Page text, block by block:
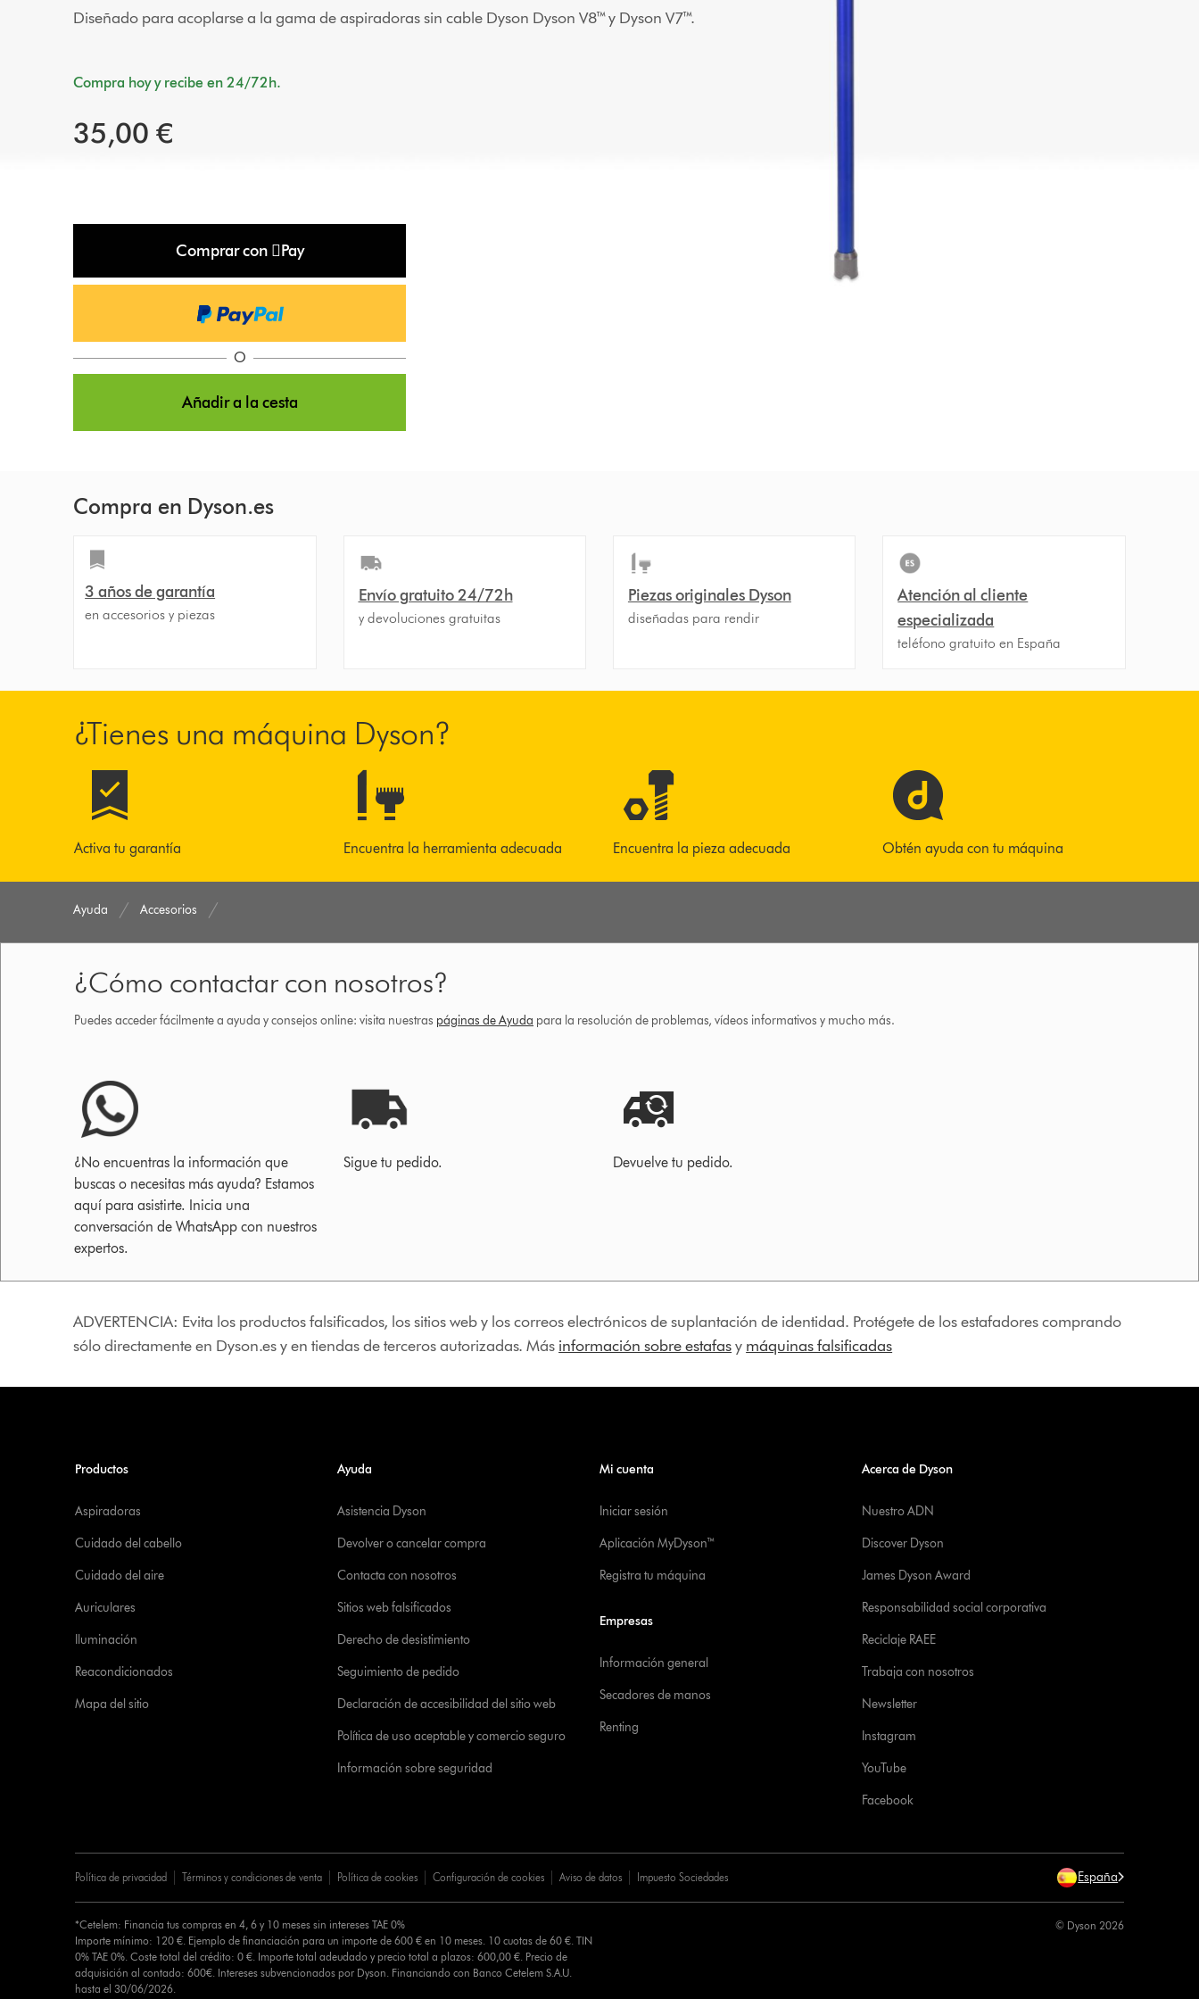
Diseñado para acoplarse a la gama de aspiradoras sin cable Dyson Dyson V8™ y Dyson V7™.
Compra hoy y recibe en 24/72h.
35,00 €
Comprar con Pay
O
Añadir a la cesta
Compra en Dyson.es
3 años de garantía
en accesorios y piezas
Envío gratuito 24/72h
y devoluciones gratuitas
Piezas originales Dyson
diseñadas para rendir
Atención al cliente
especializada
teléfono gratuito en España
¿Tienes una máquina Dyson?
Activa tu garantía Encuentra la herramienta adecuada Encuentra la pieza adecuada Obtén ayuda con tu máquina
Ayuda Accesorios
¿Cómo contactar con nosotros?
Puedes acceder fácilmente a ayuda y consejos online: visita nuestras páginas de Ayuda para la resolución de problemas, vídeos informativos y mucho más.
¿No encuentras la información que
buscas o necesitas más ayuda? Estamos
aquí para asistirte. Inicia una
conversación de WhatsApp con nuestros
expertos.
Sigue tu pedido. Devuelve tu pedido.
ADVERTENCIA: Evita los productos falsificados, los sitios web y los correos electrónicos de suplantación de identidad. Protégete de los estafadores comprando
sólo directamente en Dyson.es y en tiendas de terceros autorizadas. Más información sobre estafasy máquinas falsificadas
Productos
Aspiradoras
Cuidado del cabello
Cuidado del aire
Auriculares
Iluminación
Reacondicionados
Mapa del sitio
Ayuda
Asistencia Dyson
Devolver o cancelar compra
Contacta con nosotros
Sitios web falsificados
Derecho de desistimiento
Seguimiento de pedido
Declaración de accesibilidad del sitio web
Política de uso aceptable y comercio seguro
Información sobre seguridad
Mi cuenta
Iniciar sesión
Aplicación MyDyson™
Registra tu máquina
Empresas
Información general
Secadores de manos
Renting
Acerca de Dyson
Nuestro ADN
Discover Dyson
James Dyson Award
Responsabilidad social corporativa
Reciclaje RAEE
Trabaja con nosotros
Newsletter
Instagram
YouTube
Facebook
Política de privacidad Términos y condiciones de venta Política de cookies Configuración de cookies Aviso de datos Impuesto Sociedades España
*Cetelem: Financia tus compras en 4, 6 y 10 meses sin intereses TAE 0%
Importe mínimo: 120 €. Ejemplo de financiación para un importe de 600 € en 10 meses. 10 cuotas de 60 €. TIN
0% TAE 0%. Coste total del crédito: 0 €. Importe total adeudado y precio total a plazos: 600,00 €. Precio de
adquisición al contado: 600€. Intereses subvencionados por Dyson. Financiando con Banco Cetelem S.A.U.
hasta el 30/06/2026.
© Dyson 2026